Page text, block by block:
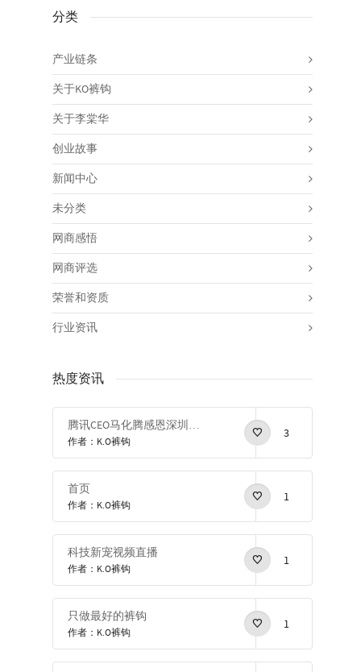
分类
产业链条
关于KO裤钩
关于李棠华
创业故事
新闻中心
未分类
网商感悟
网商评选
荣誉和资质
行业资讯
热度资讯
腾讯CEO马化腾感恩深圳感恩改革开放
作者：K.O裤钩
3
首页
作者：K.O裤钩
1
科技新宠视频直播
作者：K.O裤钩
1
只做最好的裤钩
作者：K.O裤钩
1